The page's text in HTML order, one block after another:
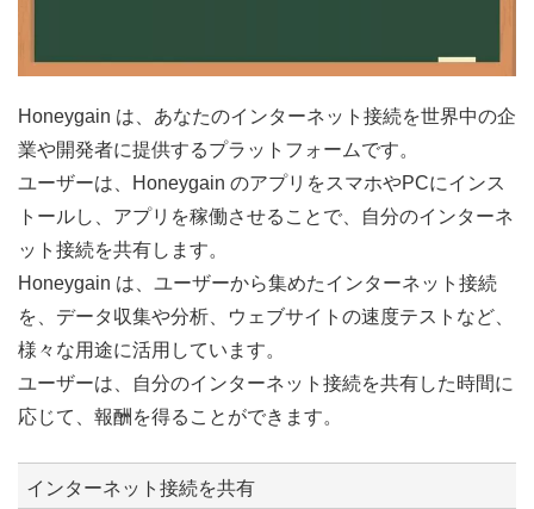
Honeygain は、あなたのインターネット接続を世界中の企
業や開発者に提供するプラットフォームです。
ユーザーは、Honeygain のアプリをスマホやPCにインス
トールし、アプリを稼働させることで、自分のインターネ
ット接続を共有します。
Honeygain は、ユーザーから集めたインターネット接続
を、データ収集や分析、ウェブサイトの速度テストなど、
様々な用途に活用しています。
ユーザーは、自分のインターネット接続を共有した時間に
応じて、報酬を得ることができます。
インターネット接続を共有